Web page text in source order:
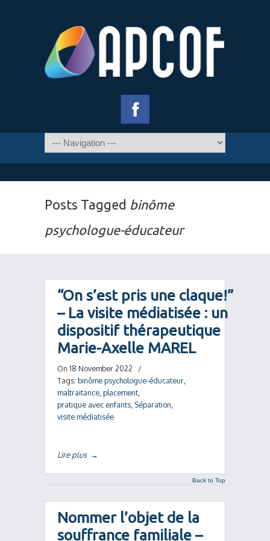
Posts Tagged binôme
psychologue-éducateur
“On s’est pris une claque!”
– La visite médiatisée : un
dispositif thérapeutique
Marie-Axelle MAREL
On 18 November 2022
/
Tags: binôme psychologue-éducateur
maltraitance placement
pratique avec enfants Séparation
visite médiatisée
Lire plus →
Back to Top
Nommer l’objet de la
souffrance familiale –